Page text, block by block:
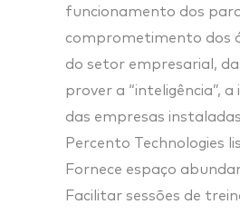
funcionamento dos
comprometimento dos
do setor empresarial,
prover a “inteligência”,
das empresas
Percento Technologies
Fornece espaço
Facilitar sessões de